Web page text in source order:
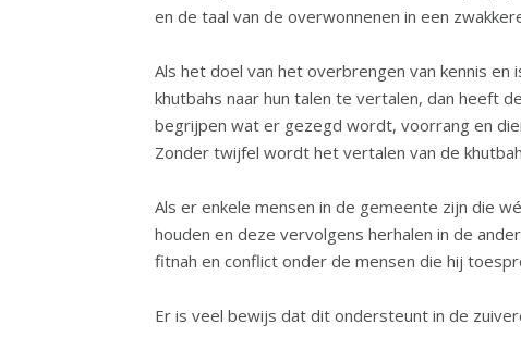
en de taal van de overwonnenen in een
Als het doel van het overbrengen van kennis
khutbahs naar hun talen te vertalen, dan heeft
begrijpen wat er gezegd wordt, voorrang en
Zonder twijfel wordt het vertalen van de
Als er enkele mensen in de gemeente zijn die
houden en deze vervolgens herhalen in de
fitnah en conflict onder de mensen die hij
Er is veel bewijs dat dit ondersteunt in de